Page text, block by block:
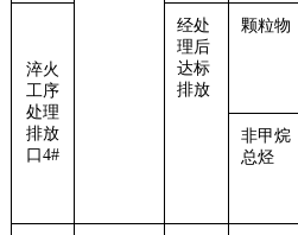
淬火
工序
处理
排放
口 4#
经处
理后
达标
排放
颗粒物
非甲烷
总烃